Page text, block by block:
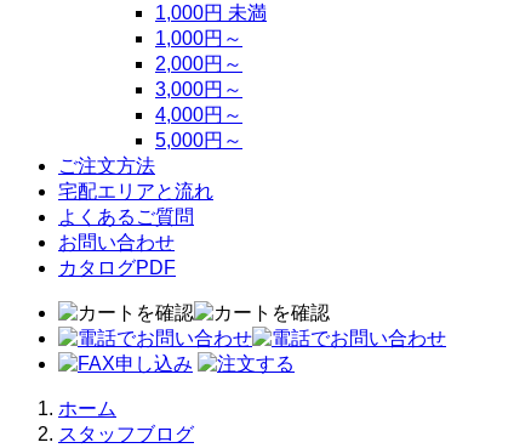
1,000円 未満
1,000円～
2,000円～
3,000円～
4,000円～
5,000円～
ご注文方法
宅配エリアと流れ
よくあるご質問
お問い合わせ
カタログPDF
ホーム
スタッフブログ